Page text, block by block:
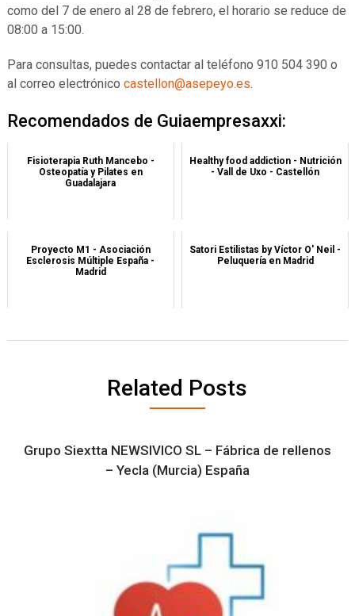
como del 7 de enero al 28 de febrero, el horario se reduce de
08:00 a 15:00.
Para consultas, puedes contactar al teléfono 910 504 390 o
al correo electrónico castellon@asepeyo.es.
Recomendados de Guiaempresaxxi:
Fisioterapia Ruth Mancebo -
Osteopatía y Pilates en
Guadalajara
Healthy food addiction - Nutrición
- Vall de Uxo - Castellón
Proyecto M1 - Asociación
Esclerosis Múltiple España -
Madrid
Satori Estilistas by Víctor O' Neil -
Peluquería en Madrid
Related Posts
Grupo Siextta NEWSIVICO SL – Fábrica de rellenos
– Yecla (Murcia) España